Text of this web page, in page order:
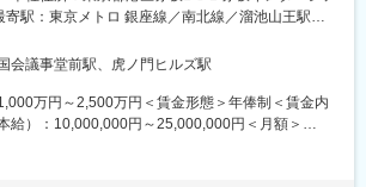
は研修で基礎を習得し、その後は先輩のサポート
ールプレイや事例共有でコツをつかめます
～2年と個人差がありますが、焦らず成長できる
モート×残業抑制施策×有給取得率は85％】と働き
いて：
上のために、“どうしたら売れるのか”だけでな
しい顧客体験を提供できるのか”という点でサービ
寄駅：東京メトロ 銀座線／南北線／溜池山王駅受
内全面禁煙変更の範囲：会社の定める事業所（リ
む）
会議事堂前駅、虎ノ門ヒルズ駅
万円～2,500万円＜賃金形態＞年俸制＜賃金内
給）：10,000,000円～25,000,000円＜月額＞